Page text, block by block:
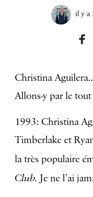
il y a
Christina
Allons-y par le
1993: Christina
Timberlake et
la très populaire
Club. Je ne l’ai